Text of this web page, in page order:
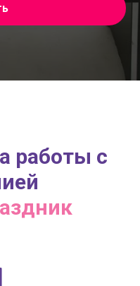
работы с